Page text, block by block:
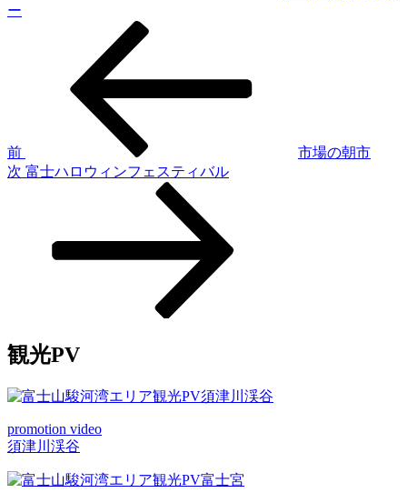
ー
ゲ
ー
前
市場の朝市
次
次 富士ハロウィンフェスティバル
観光PV
promotion video
須津川渓谷